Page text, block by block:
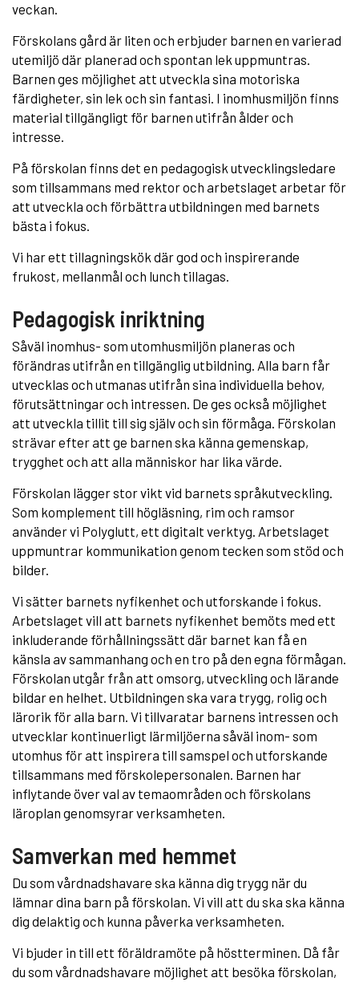
veckan.
Förskolans gård är liten och erbjuder barnen en varierad
utemiljö där planerad och spontan lek uppmuntras.
Barnen ges möjlighet att utveckla sina motoriska
färdigheter, sin lek och sin fantasi. I inomhusmiljön finns
material tillgängligt för barnen utifrån ålder och
intresse.
På förskolan finns det en pedagogisk utvecklingsledare
som tillsammans med rektor och arbetslaget arbetar för
att utveckla och förbättra utbildningen med barnets
bästa i fokus.
Vi har ett tillagningskök där god och inspirerande
frukost, mellanmål och lunch tillagas.
Pedagogisk inriktning
Såväl inomhus- som utomhusmiljön planeras och
förändras utifrån en tillgänglig utbildning. Alla barn får
utvecklas och utmanas utifrån sina individuella behov,
förutsättningar och intressen. De ges också möjlighet
att utveckla tillit till sig själv och sin förmåga. Förskolan
strävar efter att ge barnen ska känna gemenskap,
trygghet och att alla människor har lika värde.
Förskolan lägger stor vikt vid barnets språkutveckling.
Som komplement till högläsning, rim och ramsor
använder vi Polyglutt, ett digitalt verktyg. Arbetslaget
uppmuntrar kommunikation genom tecken som stöd och
bilder.
Vi sätter barnets nyfikenhet och utforskande i fokus.
Arbetslaget vill att barnets nyfikenhet bemöts med ett
inkluderande förhållningssätt där barnet kan få en
känsla av sammanhang och en tro på den egna förmågan.
Förskolan utgår från att omsorg, utveckling och lärande
bildar en helhet. Utbildningen ska vara trygg, rolig och
lärorik för alla barn. Vi tillvaratar barnens intressen och
utvecklar kontinuerligt lärmiljöerna såväl inom- som
utomhus för att inspirera till samspel och utforskande
tillsammans med förskolepersonalen. Barnen har
inflytande över val av temaområden och förskolans
läroplan genomsyrar verksamheten.
Samverkan med hemmet
Du som vårdnadshavare ska känna dig trygg när du
lämnar dina barn på förskolan. Vi vill att du ska ska känna
dig delaktig och kunna påverka verksamheten.
Vi bjuder in till ett föräldramöte på höstterminen. Då får
du som vårdnadshavare möjlighet att besöka förskolan,